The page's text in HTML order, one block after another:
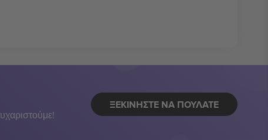
ΞΕΚΙΝΉΣΤΕ ΝΑ ΠΟΥΛΆΤΕ